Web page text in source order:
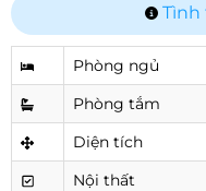
Tình
Phòng ngủ
Phòng tắm
Diện tích
Nội thất